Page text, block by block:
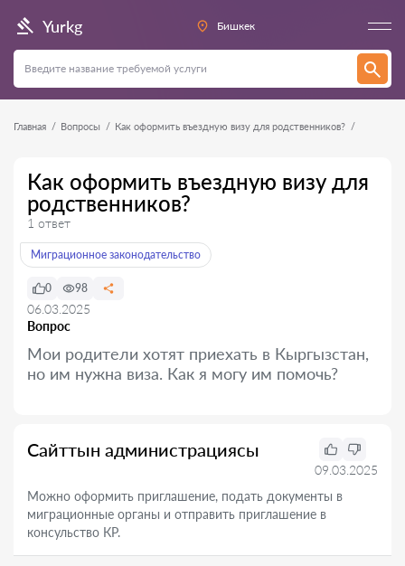
Yurkg Бишкек
Главная Вопросы Как оформить въездную визу для родственников?
Как оформить въездную визу для
родственников?
1 ответ
Миграционное законодательство
Вопрос
0 98
06.03.2025
Мои родители хотят приехать в Кыргызстан,
но им нужна виза. Как я могу им помочь?
Сайттын администрациясы
09.03.2025
Можно оформить приглашение, подать документы в
миграционные органы и отправить приглашение в
консульство КР.